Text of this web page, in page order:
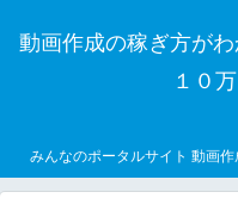
動画作成の稼ぎ方が
１０
みんなのポータルサイト 動画